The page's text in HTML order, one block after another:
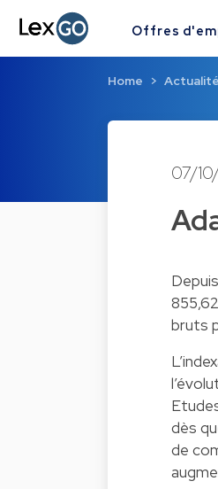
Offres
Home
07/
bruts
dès
de